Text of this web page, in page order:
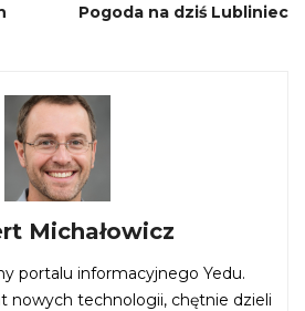
Pogoda na dziś Lubliniec
Michałowicz
portalu informacyjnego Yedu.
nowych technologii, chętnie dzieli